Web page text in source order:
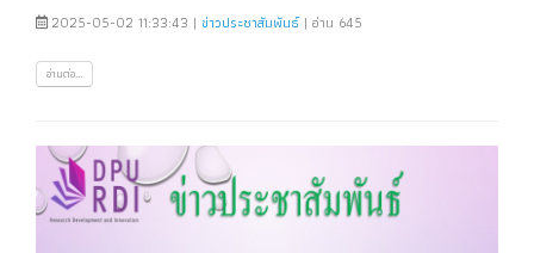
2025-05-02 11:33:43 | ข่าวประชาสัมพันธ์| อ่าน 645
อ่านต่อ...